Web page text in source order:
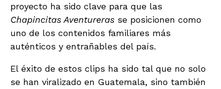
proyecto ha sido clave para que las
Chapincitas Aventureras se posicionen como
uno de los contenidos familiares más
auténticos y entrañables del país.
El éxito de estos clips ha sido tal que no solo
se han viralizado en Guatemala, sino también